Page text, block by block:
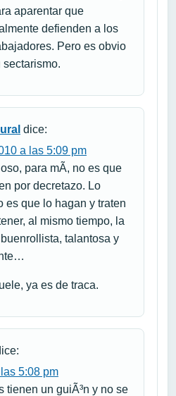
aparentar que
defienden a los
Pero es obvio
sectarismo.
dice:
a las 5:09 pm
para mÃ­, no es que
por decretazo. Lo
es que lo hagan y traten
al mismo tiempo, la
talantosa y
ya es de traca.
5:08 pm
tienen un guiÃ³n y no se